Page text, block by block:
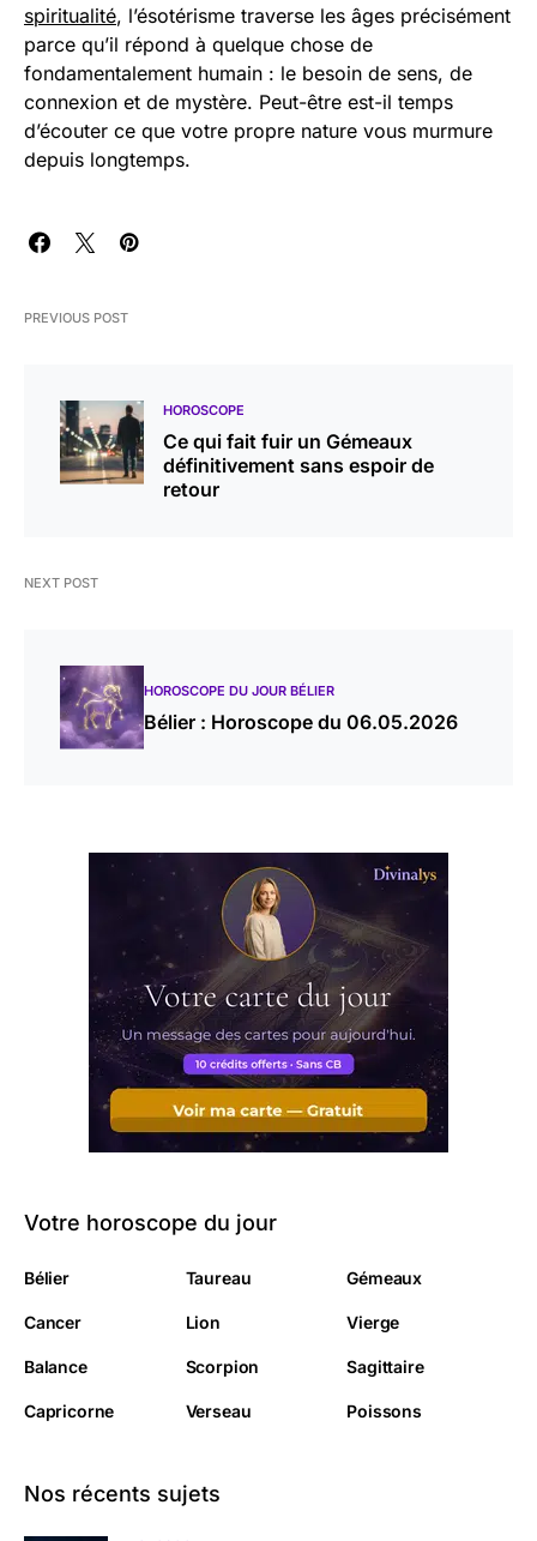
spiritualité, l’ésotérisme traverse les âges précisément
parce qu’il répond à quelque chose de
fondamentalement humain : le besoin de sens, de
connexion et de mystère. Peut-être est-il temps
d’écouter ce que votre propre nature vous murmure
depuis longtemps.
PREVIOUS POST
HOROSCOPE
Ce qui fait fuir un Gémeaux
définitivement sans espoir de
retour
NEXT POST
HOROSCOPE DU JOUR BÉLIER
Bélier : Horoscope du 06.05.2026
Votre horoscope du jour
Bélier Taureau Gémeaux
Cancer Lion Vierge
Balance Scorpion Sagittaire
Capricorne Verseau Poissons
Nos récents sujets